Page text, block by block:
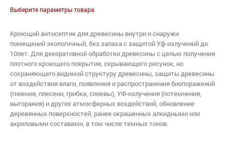
Выберите параметры товара
Кроющий антисептик для древесины внутри и снаружи
помещений экологичный, без запаха с защитой Уф-излучений до
10лет. Для декоративной обработки древесины с целью получения
плотного кроющего покрытия, скрывающего рисунок, но
сохраняющего видимой структуру древесины, защиты древесины
от воздействия влаги, появления и распространения биопоражений
(гниения, плесени, грибка, синевы), УФ-излучения (потемнения,
выгорания) и других атмосферных воздействий, обновление
деревянных поверхностей, ранее окрашенных алкидными или
акриловыми составами, в том числе темных тонов.